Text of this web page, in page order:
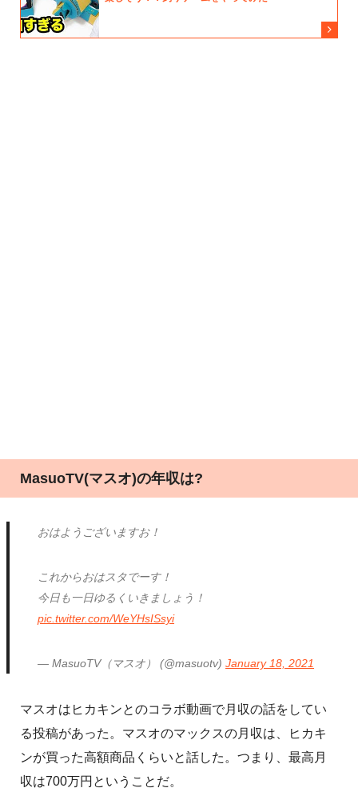
MasuoTV(マスオ)の年収は?
おはようございますお！
これからおはスタでーす！
今日も一日ゆるくいきましょう！
pic.twitter.com/WeYHsISsyi
— MasuoTV（マスオ） (@masuotv)January 18, 2021
マスオはヒカキンとのコラボ動画で月収の話をしてい
る投稿があった。マスオのマックスの月収は、ヒカキ
ンが買った高額商品くらいと話した。つまり、最高月
収は700万円ということだ。